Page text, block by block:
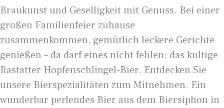
Braukunst und Geselligkeit mit Genuss. Bei einer
großen Familienfeier zuhause
zusammenkommen, gemütlich leckere Gerichte
genießen – da darf eines nicht fehlen: das kultige
Rastatter Hopfenschlingel-Bier. Entdecken Sie
unsere Bierspezialitäten zum Mitnehmen. Ein
wunderbar perlendes Bier aus dem Biersiphon in